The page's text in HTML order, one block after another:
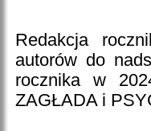
Redakcja
autorów do
rocznika w
ZAGŁADA i